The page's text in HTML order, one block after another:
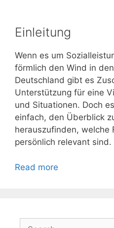
Einleitung
Wenn es um
förmlich den Wind in
Deutschland gibt es
Unterstützung für eine
und Situationen. Doch
einfach, den Überblick
herauszufinden, welche
persönlich relevant sind.
Read more